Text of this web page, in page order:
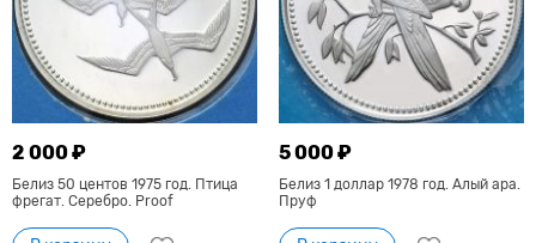
2 000 ₽
Белиз 50 центов 1975 год. Птица
фрегат. Серебро. Proof
5 000 ₽
Белиз 1 доллар 1978 год. Алый ара.
Пруф